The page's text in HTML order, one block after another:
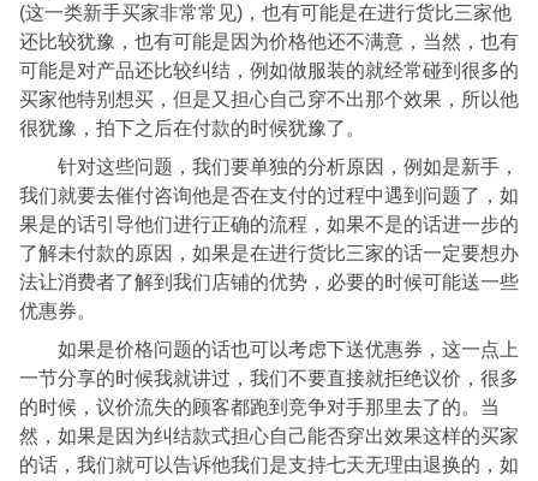
(这一类新手买家非常常见)，也有可能是在进行货比三家他
还比较犹豫，也有可能是因为价格他还不满意，当然，也有
可能是对产品还比较纠结，例如做服装的就经常碰到很多的
买家他特别想买，但是又担心自己穿不出那个效果，所以他
很犹豫，拍下之后在付款的时候犹豫了。
针对这些问题，我们要单独的分析原因，例如是新手，
我们就要去催付咨询他是否在支付的过程中遇到问题了，如
果是的话引导他们进行正确的流程，如果不是的话进一步的
了解未付款的原因，如果是在进行货比三家的话一定要想办
法让消费者了解到我们店铺的优势，必要的时候可能送一些
优惠券。
如果是价格问题的话也可以考虑下送优惠券，这一点上
一节分享的时候我就讲过，我们不要直接就拒绝议价，很多
的时候，议价流失的顾客都跑到竞争对手那里去了的。当
然，如果是因为纠结款式担心自己能否穿出效果这样的买家
的话，我们就可以告诉他我们是支持七天无理由退换的，如